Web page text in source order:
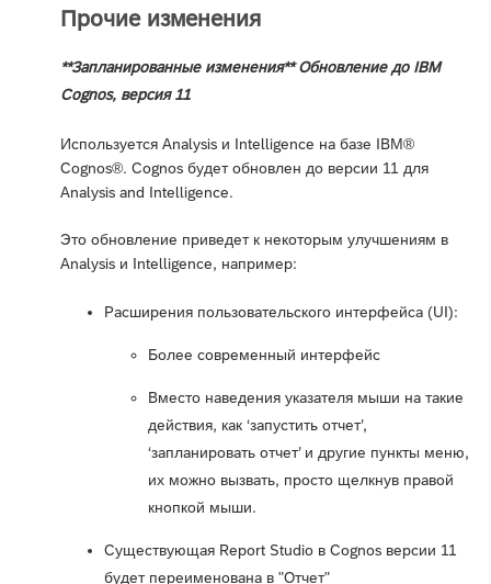
Прочие изменения
**Запланированные изменения** Обновление до IBM
Cognos, версия 11
Используется Analysis и Intelligence на базе IBM®
Cognos®. Cognos будет обновлен до версии 11 для
Analysis and Intelligence.
Это обновление приведет к некоторым улучшениям в
Analysis и Intelligence, например:
Расширения пользовательского интерфейса (UI):
Более современный интерфейс
Вместо наведения указателя мыши на такие
действия, как ‘запустить отчет’,
‘запланировать отчет’ и другие пункты меню,
их можно вызвать, просто щелкнув правой
кнопкой мыши.
Существующая Report Studio в Cognos версии 11
будет переименована в "Отчет"